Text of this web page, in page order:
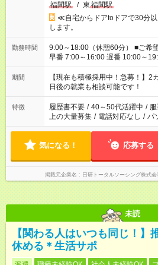
福間駅
/ 東 福間駅
≪自宅からドアtoドアで30分
します。
勤務時間
9:00～18:00（休憩60分） ■ご希望があれば下記シフトもOK！
早番 7:00～16:00 遅番 10:00～19:00 「家族と休みを合
い」 「余裕を持って夕飯の準備
たくない」 など、ご希望を教えてください
の方へ 今ご覧のお仕事で希望す
の勤務時間。 合計で週40時間を
期間
【現在も積極採用中！急募！】
日後の就業も相談可能です！
特徴 履歴書不要 / 40～50代活躍中 /
上の大量募集 / 電話対応なし / パ
気になる！ 応募する
掲載元企業名 日研トータルソーシング株式
未読
【関わる人はいつも同じ！】
休める＊生活サポ